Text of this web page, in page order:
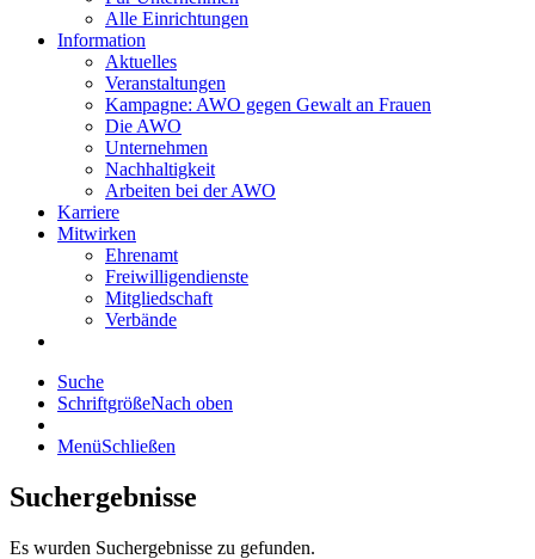
Alle Einrichtungen
Information
Aktuelles
Veranstaltungen
Kampagne: AWO gegen Gewalt an Frauen
Die AWO
Unternehmen
Nachhaltigkeit
Arbeiten bei der AWO
Karriere
Mitwirken
Ehrenamt
Freiwilligendienste
Mitgliedschaft
Verbände
Suche
SchriftgrößeNach oben
MenüSchließen
Suchergebnisse
Es wurden Suchergebnisse zu gefunden.